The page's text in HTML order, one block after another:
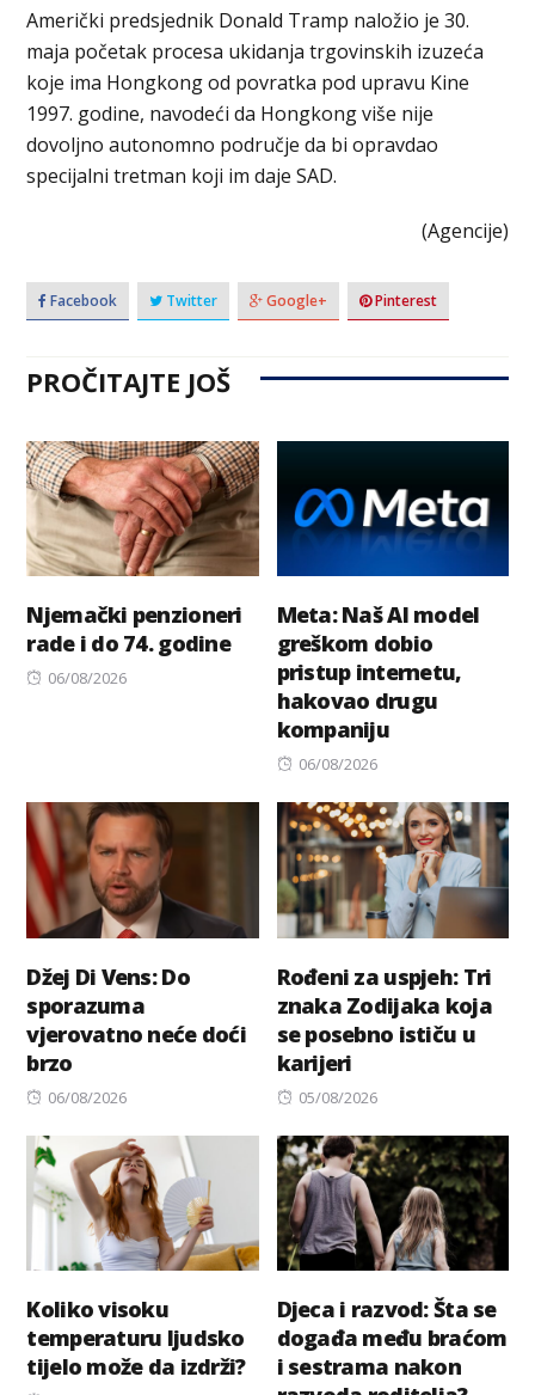
Američki predsjednik Donald Tramp naložio je 30.
maja početak procesa ukidanja trgovinskih izuzeća
koje ima Hongkong od povratka pod upravu Kine
1997. godine, navodeći da Hongkong više nije
dovoljno autonomno područje da bi opravdao
specijalni tretman koji im daje SAD.
(Agencije)
Facebook Twitter Google+ Pinterest
PROČITAJTE JOŠ
Njemački penzioneri
rade i do 74. godine
Posted
06/08/2026
Meta: Naš AI model
greškom dobio
pristup internetu,
hakovao drugu
kompaniju
Posted
06/08/2026
Džej Di Vens: Do
sporazuma
vjerovatno neće doći
brzo
Posted
06/08/2026
Rođeni za uspjeh: Tri
znaka Zodijaka koja
se posebno ističu u
karijeri
Posted
05/08/2026
Koliko visoku
temperaturu ljudsko
tijelo može da izdrži?
Djeca i razvod: Šta se
događa među braćom
i sestrama nakon